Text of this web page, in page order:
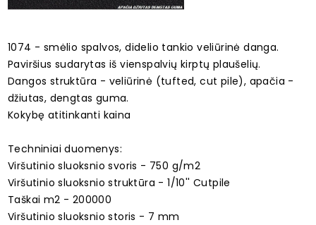
1074 - smėlio spalvos, didelio tankio veliūrinė danga.
Paviršius sudarytas iš vienspalvių kirptų plaušelių.
Dangos struktūra - veliūrinė (tufted, cut pile), apačia -
džiutas, dengtas guma.
Kokybę atitinkanti kaina
Techniniai duomenys:
Viršutinio sluoksnio svoris - 750 g/m2
Viršutinio sluoksnio struktūra - 1/10'' Cutpile
Taškai m2 - 200000
Viršutinio sluoksnio storis - 7 mm